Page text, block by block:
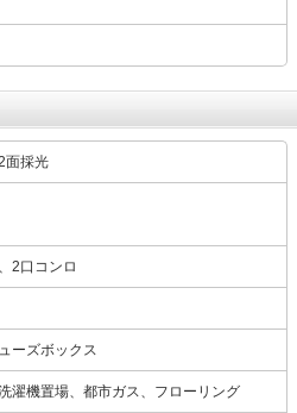
面採光
2口コンロ
ーズボックス
濯機置場、都市ガス、フローリング